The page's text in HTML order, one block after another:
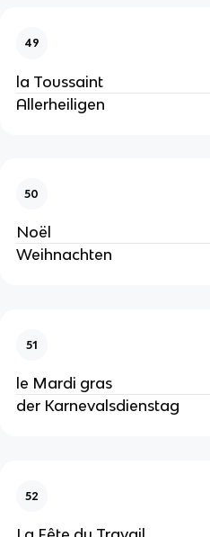
49
la Toussaint
Allerheiligen
50
Noël
Weihnachten
51
le Mardi gras
der Karnevalsdienstag
52